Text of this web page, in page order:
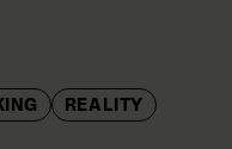
REALITY